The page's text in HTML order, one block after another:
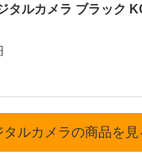
タルカメラ ブラック
ルカメラの商品を見